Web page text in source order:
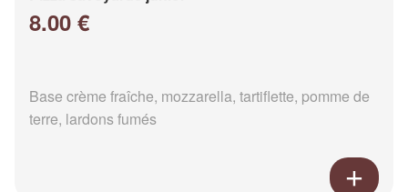
8.00 €
Base crème fraîche, mozzarella, tartiflette, pomme de
terre, lardons fumés